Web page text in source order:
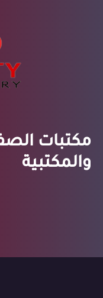
مكتبات
والمكتبية